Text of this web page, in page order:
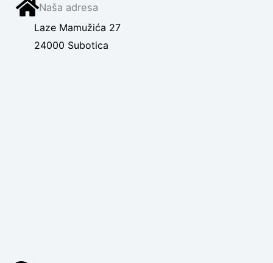
Naša adresa
Laze Mamužića 27
24000 Subotica